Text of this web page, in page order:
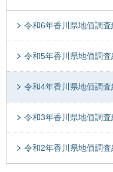
令和6年香川県地価調
令和5年香川県地価調
令和4年香川県地価調査
令和3年香川県地価調
令和2年香川県地価調